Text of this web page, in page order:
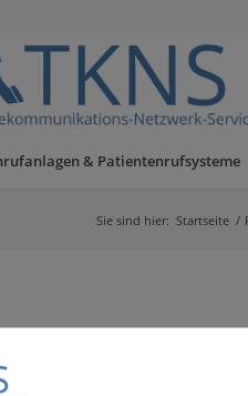
& Patientenrufsysteme
Sie sind hier: Startseite /